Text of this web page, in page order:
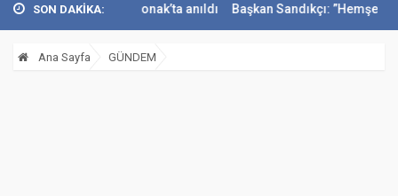
SON DAKİKA:
İsmail Sivri Konak’ta anıldı Başkan Sandıkçı:
Ana Sayfa GÜNDEM